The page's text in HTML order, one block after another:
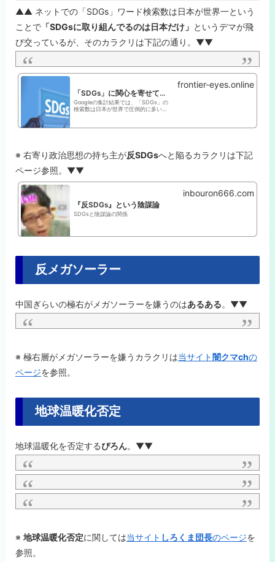
▲▲ ネットでの「SDGs」ワード検索数は日本が世界一という
ことで「SDGsに取り組んでるのは日本だけ」 というデマが飛
び交っているが、そのカラクリは下記の通り。▼▼
「SDGs」に関心を寄せているのは日本企業だけ？ 欧米企業との違いを考える | Frontier Eyes Online by フロンティア・マネジメント
Googleの集計結果では、「SDGs」の
検索数は日本が世界で圧倒的に多いと
なっていない。そうした先進諸国では
frontier-eyes.online
※ 右寄り政治思想の持ち主が反SDGsへと陥るカラクリは下記
ページ参照。▼▼
『反SDGs』という陰謀論
SDGsと陰謀論の関係
inbouron666.com
反メガソーラー
中国ぎらいの極右がメガソーラーを嫌うのはあるある。▼▼
※ 極右層がメガソーラーを嫌うカラクリは当サイト闇クマchの
ページを参照。
地球温暖化否定
地球温暖化を否定するぴろん。▼▼
※ 地球温暖化否定に関しては当サイト しろくま団長のページを
参照。